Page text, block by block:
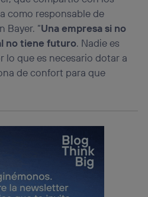
como responsable de
Bayer. “Una empresa si no
no tiene futuro. Nadie es
lo que es necesario dotar a
de confort para que
de banda ancha
realizará en función de las
de los miembros del hogar
, el marketing será más
basará únicamente en la
del móvil.
Utiq seleccionando
información, consulta
Utiq